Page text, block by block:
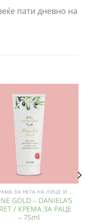
пати дневно на
ПРОГРАМА ЗА НЕГА НА ЛИЦЕ И ТЕЛО
GOLD – DANIELA’S
/ КРЕМА ЗА РАЦЕ
– 75ml